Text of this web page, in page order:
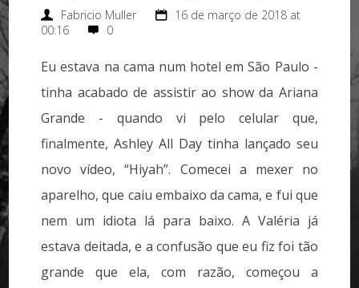
Fabricio Muller
16 de março de 2018 at
00:16
0
Eu estava na cama num hotel em São Paulo -
tinha acabado de assistir ao show da Ariana
Grande - quando vi pelo celular que,
finalmente, Ashley All Day tinha lançado seu
novo vídeo, “Hiyah”. Comecei a mexer no
aparelho, que caiu embaixo da cama, e fui que
nem um idiota lá para baixo. A Valéria já
estava deitada, e a confusão que eu fiz foi tão
grande que ela, com razão, começou a